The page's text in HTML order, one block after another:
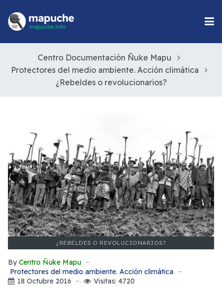
Centro Documentación Ñuke Mapu
Protectores del medio ambiente. Acción climática
¿Rebeldes o revolucionarios?
¿REBELDES O REVOLUCIONARIOS?
By Centro Ñuke Mapu
Protectores del medio ambiente. Acción climática
18 Octubre 2016
Visitas: 4720